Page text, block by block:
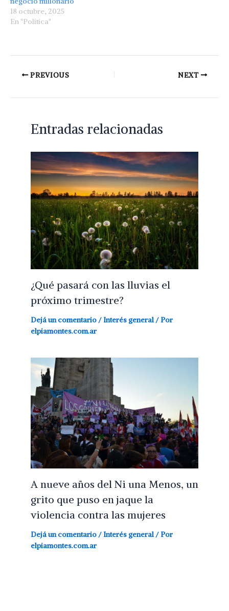
18 octubre, 2025
En "Política"
PREVIOUS NEXT
Entradas relacionadas
¿Qué pasará con las lluvias el
próximo trimestre?
Dejá un comentario / Interés general/ Por
elpiamontes.com.ar
A nueve años del Ni una Menos, un
grito que puso en jaque la
violencia contra las mujeres
Dejá un comentario / Interés general/ Por
elpiamontes.com.ar